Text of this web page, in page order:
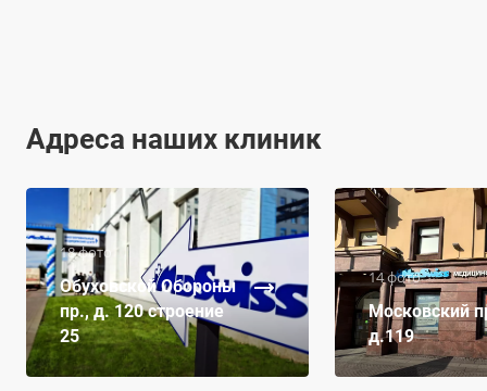
Адреса наших клиник
18 фото
Обуховской Обороны
пр., д. 120 строение
25
14 фото
Московский
д.119